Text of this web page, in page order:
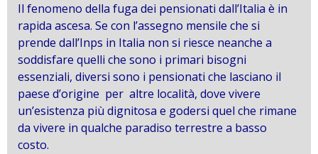
Il fenomeno della fuga dei pensionati dall’Italia è in
rapida ascesa. Se con l’assegno mensile che si
prende dall’Inps in Italia non si riesce neanche a
soddisfare quelli che sono i primari bisogni
essenziali, diversi sono i pensionati che lasciano il
paese d’origine per altre località, dove vivere
un’esistenza più dignitosa e godersi quel che rimane
da vivere in qualche paradiso terrestre a basso
costo.